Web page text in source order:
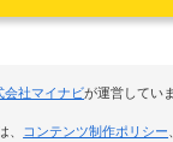
会社マイナビが運営してい
、 コンテンツ制作ポリシー、